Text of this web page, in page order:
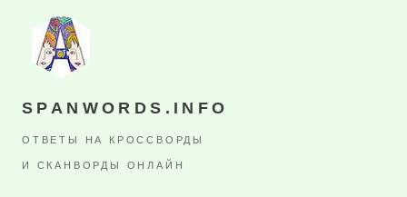
SPANWORDS.INFO
ОТВЕТЫ НА КРОССВОРДЫ
И СКАНВОРДЫ ОНЛАЙН